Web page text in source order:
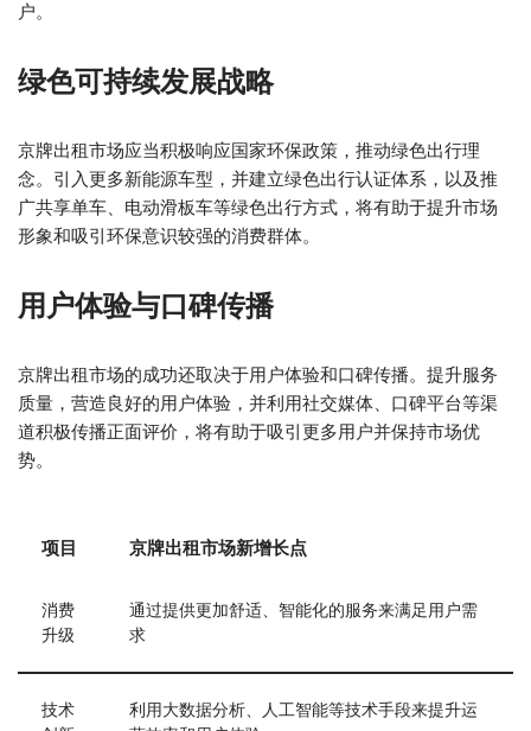
户。
绿色可持续发展战略
京牌出租市场应当积极响应国家环保政策，推动绿色出行理
念。引入更多新能源车型，并建立绿色出行认证体系，以及推
广共享单车、电动滑板车等绿色出行方式，将有助于提升市场
形象和吸引环保意识较强的消费群体。
用户体验与口碑传播
京牌出租市场的成功还取决于用户体验和口碑传播。提升服务
质量，营造良好的用户体验，并利用社交媒体、口碑平台等渠
道积极传播正面评价，将有助于吸引更多用户并保持市场优
势。
项目 京牌出租市场新增长点
消费
升级
通过提供更加舒适、智能化的服务来满足用户需
求
技术
利用大数据分析、人工智能等技术手段来提升运